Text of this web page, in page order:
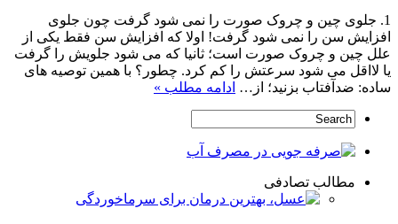
1. جلوی چین و چروک صورت را نمی شود گرفت چون جلوی
افزایش سن را نمی شود گرفت! اولا که افزایش سن فقط یکی از
علل چین و چروک صورت است؛ ثانیا که می شود جلویش را گرفت
یا لااقل می شود سرعتش را کم کرد. چطور؟ با همین توصیه های
ساده: ضدآفتاب بزنید؛ از… ادامه مطلب »
مطالب تصادفی